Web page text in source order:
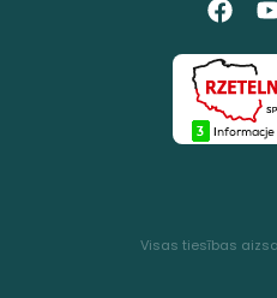
Visas tiesības